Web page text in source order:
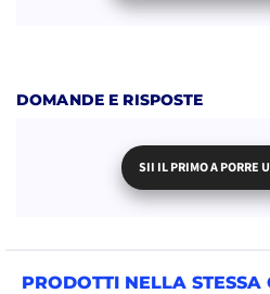
DOMANDE E RISPOSTE
SII IL PRIMO A PORRE
PRODOTTI NELLA STESSA